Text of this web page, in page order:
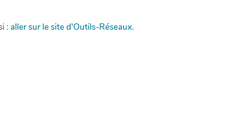
: aller sur le site d'Outils-Réseaux.